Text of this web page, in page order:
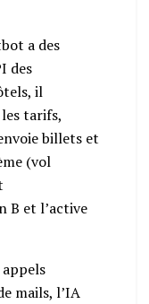
a des
des
il
tarifs,
billets et
(vol
B et l’active
mails, l’IA